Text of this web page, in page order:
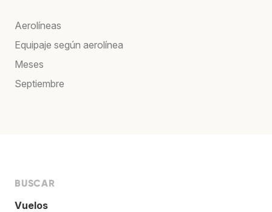
Aerolíneas
Equipaje según aerolínea
Meses
Septiembre
BUSCAR
Vuelos